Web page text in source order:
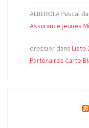
ALBEROLA Pascal
Assurance jeunes
dressier dans Liste
Partenaires Carte